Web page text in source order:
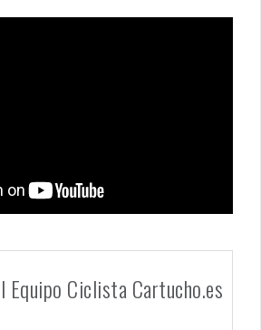
Equipo Ciclista Cartucho.es